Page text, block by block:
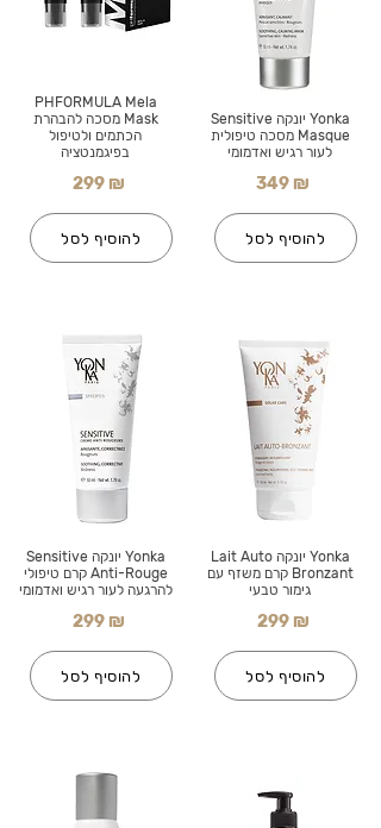
PHFORMULA Mela
Mask מסכה להבהרת
הכתמים ולטיפול
בפיגמנטציה
299 ₪
להוסיף לסל
Yonka יונקה Sensitive
Anti-Rouge קרם טיפולי
להרגעה לעור רגיש ואדמומי
299 ₪
להוסיף לסל
Yonka יונקה Sensitive
Masque מסכה טיפולית
לעור רגיש ואדמומי
349 ₪
להוסיף לסל
Yonka יונקה Lait Auto
Bronzant קרם משזף עם
גימור טבעי
299 ₪
להוסיף לסל